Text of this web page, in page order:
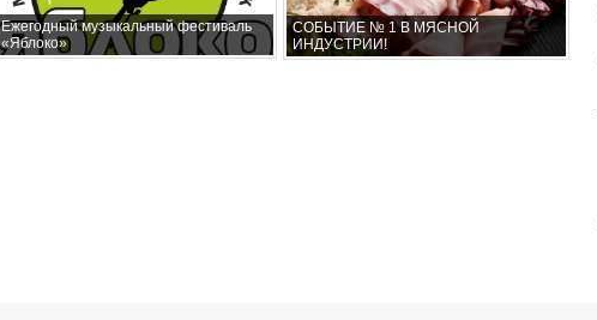
Ежегодный музыкальный фестиваль
«Яблоко»
СОБЫТИЕ № 1 В МЯСНОЙ
ИНДУСТРИИ!